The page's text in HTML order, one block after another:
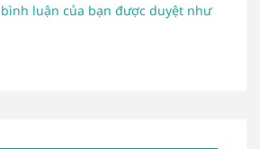
luận của bạn được duyệt như